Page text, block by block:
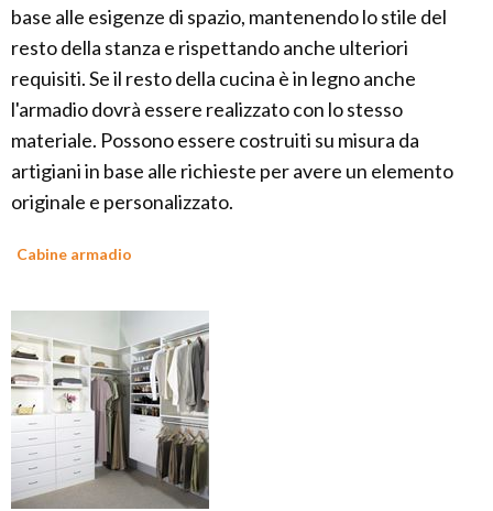
base alle esigenze di spazio, mantenendo lo stile del
resto della stanza e rispettando anche ulteriori
requisiti. Se il resto della cucina è in legno anche
l'armadio dovrà essere realizzato con lo stesso
materiale. Possono essere costruiti su misura da
artigiani in base alle richieste per avere un elemento
originale e personalizzato.
Cabine armadio